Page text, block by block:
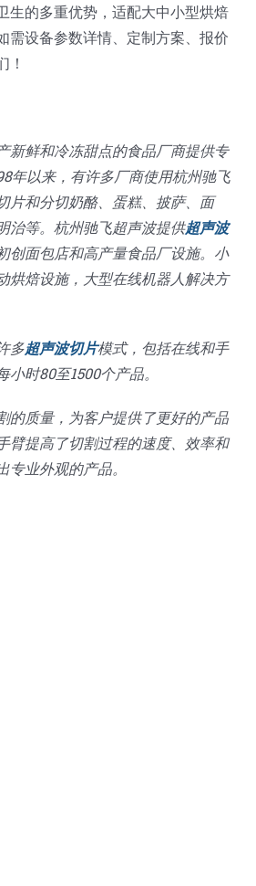
生的多重优势，适配大中小型烘焙
需设备参数详情、定制方案、报价
！
新鲜和冷冻甜点的食品厂商提供专
年以来，有许多厂商使用杭州驰飞
片和分切奶酪、蛋糕、披萨、面
治等。杭州驰飞超声波提供超声波
创面包店和高产量食品厂设施。小
烘焙设施，大型在线机器人解决方
多超声波切片模式，包括在线和手
时80至1500个产品。
的质量，为客户提供了更好的产品
臂提高了切割过程的速度、效率和
业外观的产品。